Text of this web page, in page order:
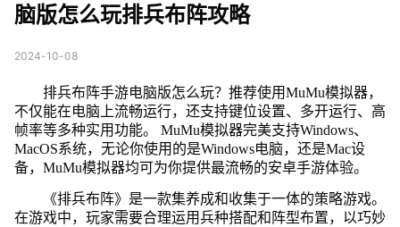
脑版怎么玩排兵布阵攻略
2024-10-08
排兵布阵手游电脑版怎么玩？推荐使用MuMu模拟器，
不仅能在电脑上流畅运行，还支持键位设置、多开运行、高
帧率等多种实用功能。 MuMu模拟器完美支持Windows、
MacOS系统，无论你使用的是Windows电脑，还是Mac设
备，MuMu模拟器均可为你提供最流畅的安卓手游体验。
《排兵布阵》是一款集养成和收集于一体的策略游戏。
在游戏中，玩家需要合理运用兵种搭配和阵型布置，以巧妙